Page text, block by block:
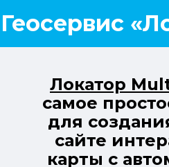
Геосервис
Локатор
самое
для
сайте
карты с